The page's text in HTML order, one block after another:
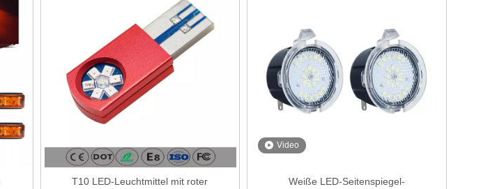
T10 LED-Leuchtmittel mit roter
Video
Weiße LED-Seitenspiegel-